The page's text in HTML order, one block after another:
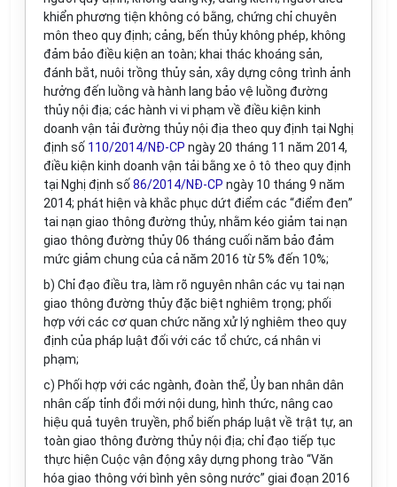
khiển phương tiện không có bằng, chứng chỉ chuyên
môn theo quy định; cảng, bến thủy không phép, không
đảm bảo điều kiện an toàn; khai thác khoáng sản,
đánh bắt, nuôi trồng thủy sản, xây dựng công trình ảnh
hưởng đến luồng và hành lang bảo vệ luồng đường
thủy nội địa; các hành vi vi phạm về điều kiện kinh
doanh vận tải đường thủy nội địa theo quy định tại Nghị
định số 110/2014/NĐ-CP ngày 20 tháng 11 năm 2014,
điều kiện kinh doanh vận tải bằng xe ô tô theo quy định
tại Nghị định số 86/2014/NĐ-CP ngày 10 tháng 9 năm
2014; phát hiện và khắc phục dứt điểm các “điểm đen”
tai nạn giao thông đường thủy, nhằm kéo giảm tai nạn
giao thông đường thủy 06 tháng cuối năm bảo đảm
mức giảm chung của cả năm 2016 từ 5% đến 10%;
b) Chỉ đạo điều tra, làm rõ nguyên nhân các vụ tai nạn
giao thông đường thủy đặc biệt nghiêm trọng; phối
hợp với các cơ quan chức năng xử lý nghiêm theo quy
định của pháp luật đối với các tổ chức, cá nhân vi
phạm;
c) Phối hợp với các ngành, đoàn thể, Ủy ban nhân dân
nhân cấp tỉnh đổi mới nội dung, hình thức, nâng cao
hiệu quả tuyên truyền, phổ biến pháp luật về trật tự, an
toàn giao thông đường thủynội địa; chỉ đạo tiếp tục
thực hiện Cuộc vận động xây dựng phong trào “Văn
hóa giao thông với bình yên sông nước” giai đoạn 2016